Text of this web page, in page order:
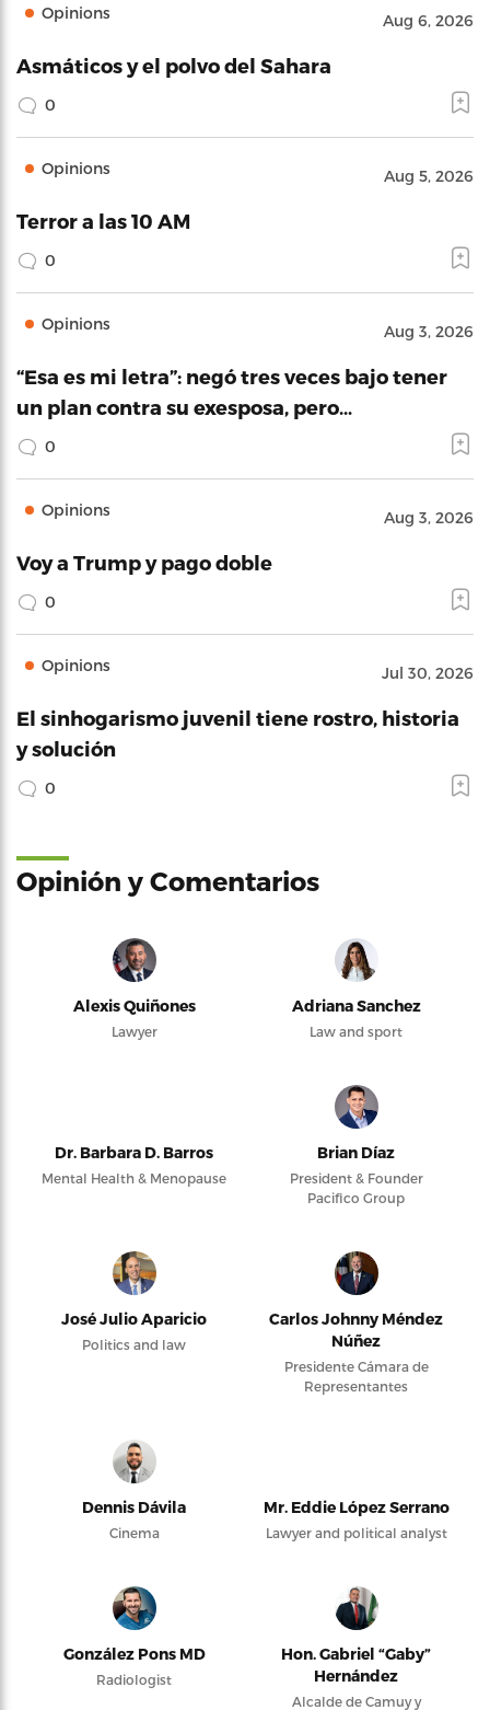
Opinions Aug 6, 2026
Asmáticos y el polvo del Sahara
0
Opinions Aug 5, 2026
Terror a las 10 AM
0
Opinions Aug 3, 2026
“Esa es mi letra”: negó tres veces bajo tener
un plan contra su exesposa, pero…
0
Opinions Aug 3, 2026
Voy a Trump y pago doble
0
Opinions Jul 30, 2026
El sinhogarismo juvenil tiene rostro, historia
y solución
0
Opinión y Comentarios
Alexis Quiñones
Lawyer
Adriana Sanchez
Law and sport
Dr. Barbara D. Barros
Mental Health & Menopause
Brian Díaz
President & Founder
Pacifico Group
José Julio Aparicio
Politics and law
Carlos Johnny Méndez
Núñez
Presidente Cámara de
Representantes
Dennis Dávila
Cinema
Mr. Eddie López Serrano
Lawyer and political analyst
González Pons MD
Radiologist
Hon. Gabriel “Gaby”
Hernández
Alcalde de Camuy y